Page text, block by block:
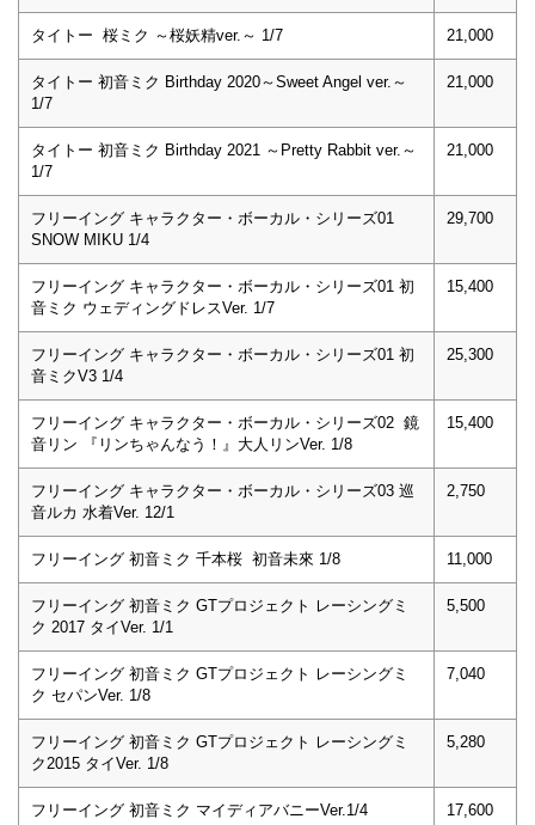
タイトー 桜ミク ～桜妖精ver.～ 1/7 21,000
タイトー 初音ミク Birthday 2020～Sweet Angel ver.～
1/7
21,000
タイトー 初音ミク Birthday 2021 ～Pretty Rabbit ver.～
1/7
21,000
フリーイング キャラクター・ボーカル・シリーズ01
SNOW MIKU 1/4
29,700
フリーイング キャラクター・ボーカル・シリーズ01 初
音ミク ウェディングドレスVer. 1/7
15,400
フリーイング キャラクター・ボーカル・シリーズ01 初
音ミクV3 1/4
25,300
フリーイング キャラクター・ボーカル・シリーズ02 鏡
音リン 『リンちゃんなう！』大人リンVer. 1/8
15,400
フリーイング キャラクター・ボーカル・シリーズ03 巡
音ルカ 水着Ver. 12/1
2,750
フリーイング 初音ミク 千本桜 初音未來 1/8 11,000
フリーイング 初音ミク GTプロジェクト レーシングミ
ク 2017 タイVer. 1/1
5,500
フリーイング 初音ミク GTプロジェクト レーシングミ
ク セパンVer. 1/8
7,040
フリーイング 初音ミク GTプロジェクト レーシングミ
ク2015 タイVer. 1/8
5,280
フリーイング 初音ミク マイディアバニーVer.1/4 17,600